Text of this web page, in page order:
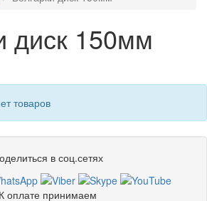
диск 150мм
товаров
в соц.сетях
К оплате принимаем